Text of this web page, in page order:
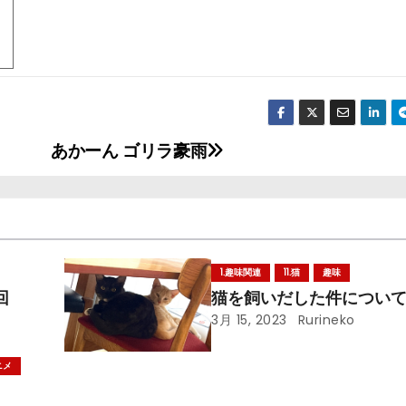
あかーん ゴリラ豪雨
1.趣味関連 11.猫 趣味
猫を飼いだした件につい
3月 15, 2023 Rurineko
メ